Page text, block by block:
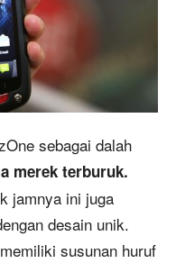
sebagai dalah
merek terburuk.
jamnya ini juga
desain unik.
susunan huruf